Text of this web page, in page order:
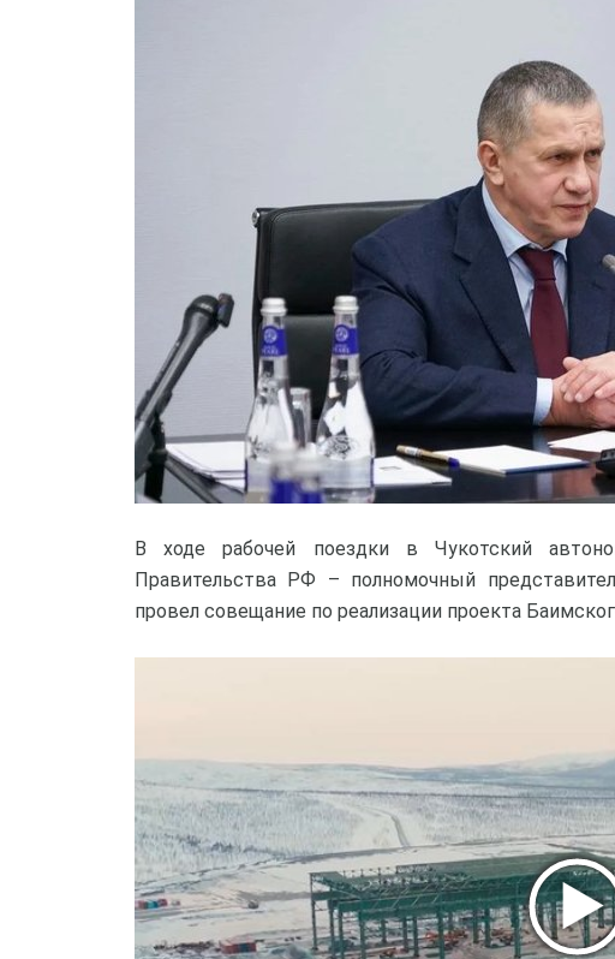
В ходе рабочей поездки в Чукотский
Правительства РФ – полномочный
провел совещание по реализации проекта